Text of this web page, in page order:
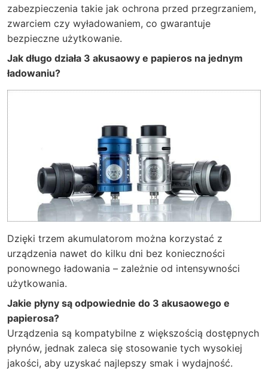
zabezpieczenia takie jak ochrona przed przegrzaniem,
zwarciem czy wyładowaniem, co gwarantuje
bezpieczne użytkowanie.
Jak długo działa 3 akusaowy e papieros na jednym
ładowaniu?
Dzięki trzem akumulatorom można korzystać z
urządzenia nawet do kilku dni bez konieczności
ponownego ładowania – zależnie od intensywności
użytkowania.
Jakie płyny są odpowiednie do 3 akusaowego e
papierosa?
Urządzenia są kompatybilne z większością dostępnych
płynów, jednak zaleca się stosowanie tych wysokiej
jakości, aby uzyskać najlepszy smak i wydajność.